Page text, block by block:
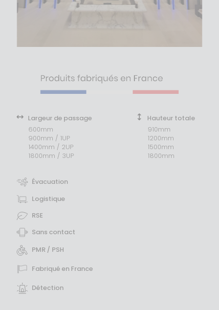
Largeur de passage
600mm
900mm / 1UP
1400mm / 2UP
1800mm / 3UP
Hauteur totale
910mm
1200mm
1500mm
1800mm
Évacuation
Logistique
RSE
Sans contact
PMR / PSH
Fabriqué en France
Détection